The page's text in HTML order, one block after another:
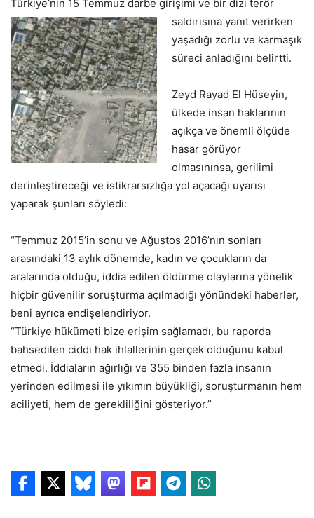
Türkiye’nin 15 Temmuz darbe girişimi ve bir dizi terör
saldırısına yanıt verirken
yaşadığı zorlu ve karmaşık
süreci anladığını belirtti.
Zeyd Rayad El Hüseyin,
ülkede insan haklarının
açıkça ve önemli ölçüde
hasar görüyor
olmasınınsa, gerilimi
derinleştireceği ve istikrarsızlığa yol açacağı uyarısı
yaparak şunları söyledi:
“Temmuz 2015’in sonu ve Ağustos 2016’nın sonları
arasındaki 13 aylık dönemde, kadın ve çocukların da
aralarında olduğu, iddia edilen öldürme olaylarına yönelik
hiçbir güvenilir soruşturma açılmadığı yönündeki haberler,
beni ayrıca endişelendiriyor.
“Türkiye hükümeti bize erişim sağlamadı, bu raporda
bahsedilen ciddi hak ihlallerinin gerçek olduğunu kabul
etmedi. İddiaların ağırlığı ve 355 binden fazla insanın
yerinden edilmesi ile yıkımın büyükliği, soruşturmanın hem
aciliyeti, hem de gerekliliğini gösteriyor.”